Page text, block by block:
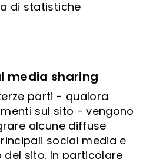
di statistiche
media sharing
parti - qualora
sul sito - vengono
alcune diffuse
social media e
del sito. In particolare